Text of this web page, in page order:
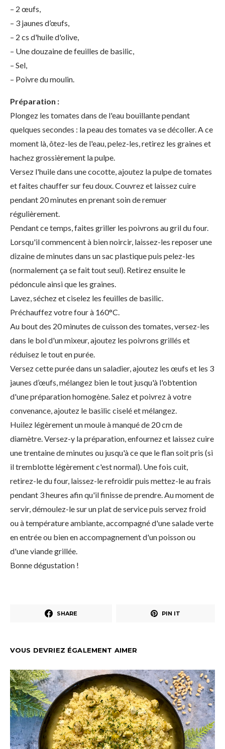
– 2 œufs,
– 3 jaunes d’œufs,
– 2 cs d'huile d'olive,
– Une douzaine de feuilles de basilic,
– Sel,
– Poivre du moulin.
Préparation :
Plongez les tomates dans de l'eau bouillante pendant
quelques secondes : la peau des tomates va se décoller. A ce
moment là, ôtez-les de l'eau, pelez-les, retirez les graines et
hachez grossièrement la pulpe.
Versez l'huile dans une cocotte, ajoutez la pulpe de tomates
et faites chauffer sur feu doux. Couvrez et laissez cuire
pendant 20 minutes en prenant soin de remuer
régulièrement.
Pendant ce temps, faites griller les poivrons au gril du four.
Lorsqu'il commencent à bien noircir, laissez-les reposer une
dizaine de minutes dans un sac plastique puis pelez-les
(normalement ça se fait tout seul). Retirez ensuite le
pédoncule ainsi que les graines.
Lavez, séchez et ciselez les feuilles de basilic.
Préchauffez votre four à 160°C.
Au bout des 20 minutes de cuisson des tomates, versez-les
dans le bol d'un mixeur, ajoutez les poivrons grillés et
réduisez le tout en purée.
Versez cette purée dans un saladier, ajoutez les œufs et les 3
jaunes d’œufs, mélangez bien le tout jusqu'à l'obtention
d'une préparation homogène. Salez et poivrez à votre
convenance, ajoutez le basilic ciselé et mélangez.
Huilez légèrement un moule à manqué de 20 cm de
diamètre. Versez-y la préparation, enfournez et laissez cuire
une trentaine de minutes ou jusqu'à ce que le flan soit pris (si
il tremblotte légèrement c'est normal). Une fois cuit,
retirez-le du four, laissez-le refroidir puis mettez-le au frais
pendant 3 heures afin qu'il finisse de prendre. Au moment de
servir, démoulez-le sur un plat de service puis servez froid
ou à température ambiante, accompagné d'une salade verte
en entrée ou bien en accompagnement d'un poisson ou
d'une viande grillée.
Bonne dégustation !
SHARE PIN IT
VOUS DEVRIEZ ÉGALEMENT AIMER